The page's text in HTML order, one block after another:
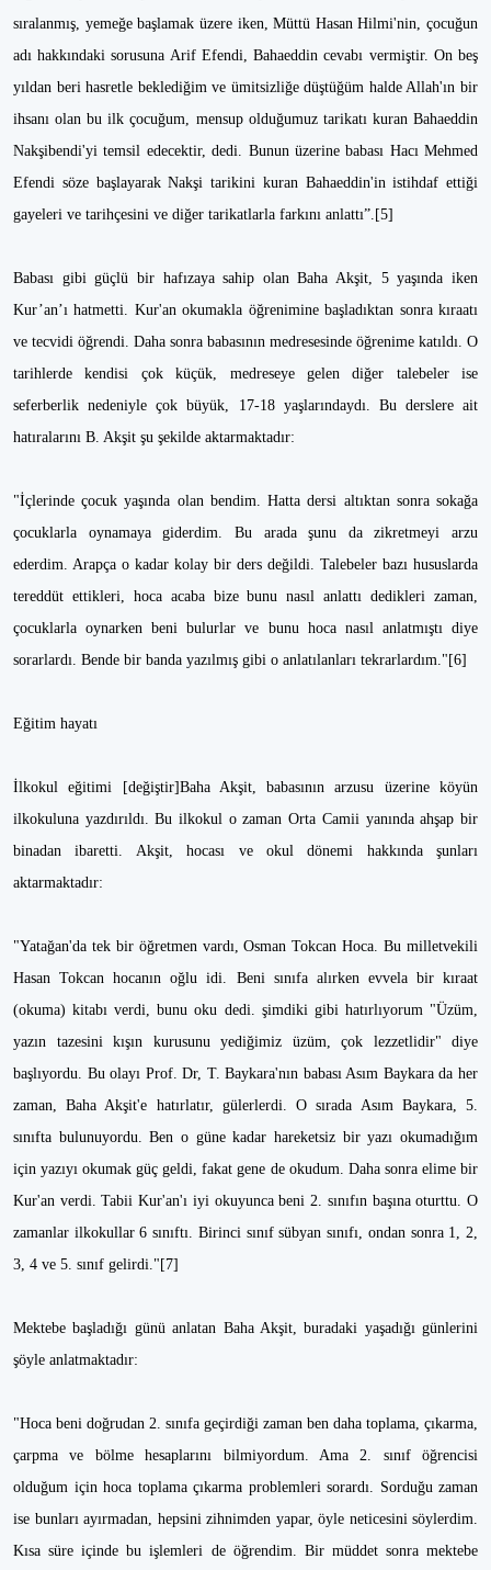
sıralanmış, yemeğe başlamak üzere iken, Müttü Hasan Hilmi'nin, çocuğun
adı hakkındaki sorusuna Arif Efendi, Bahaeddin cevabı vermiştir. On beş
yıldan beri hasretle beklediğim ve ümitsizliğe düştüğüm halde Allah'ın bir
ihsanı olan bu ilk çocuğum, mensup olduğumuz tarikatı kuran Bahaeddin
Nakşibendi'yi temsil edecektir, dedi. Bunun üzerine babası Hacı Mehmed
Efendi söze başlayarak Nakşi tarikini kuran Bahaeddin'in istihdaf ettiği
gayeleri ve tarihçesini ve diğer tarikatlarla farkını anlattı”.[5]
Babası gibi güçlü bir hafızaya sahip olan Baha Akşit, 5 yaşında iken
Kur’an’ı hatmetti. Kur'an okumakla öğrenimine başladıktan sonra kıraatı
ve tecvidi öğrendi. Daha sonra babasının medresesinde öğrenime katıldı. O
tarihlerde kendisi çok küçük, medreseye gelen diğer talebeler ise
seferberlik nedeniyle çok büyük, 17-18 yaşlarındaydı. Bu derslere ait
hatıralarını B. Akşit şu şekilde aktarmaktadır:
"İçlerinde çocuk yaşında olan bendim. Hatta dersi altıktan sonra sokağa
çocuklarla oynamaya giderdim. Bu arada şunu da zikretmeyi arzu
ederdim. Arapça o kadar kolay bir ders değildi. Talebeler bazı hususlarda
tereddüt ettikleri, hoca acaba bize bunu nasıl anlattı dedikleri zaman,
çocuklarla oynarken beni bulurlar ve bunu hoca nasıl anlatmıştı diye
sorarlardı. Bende bir banda yazılmış gibi o anlatılanları tekrarlardım."[6]
Eğitim hayatı
İlkokul eğitimi [değiştir]Baha Akşit, babasının arzusu üzerine köyün
ilkokuluna yazdırıldı. Bu ilkokul o zaman Orta Camii yanında ahşap bir
binadan ibaretti. Akşit, hocası ve okul dönemi hakkında şunları
aktarmaktadır:
"Yatağan'da tek bir öğretmen vardı, Osman Tokcan Hoca. Bu milletvekili
Hasan Tokcan hocanın oğlu idi. Beni sınıfa alırken evvela bir kıraat
(okuma) kitabı verdi, bunu oku dedi. şimdiki gibi hatırlıyorum "Üzüm,
yazın tazesini kışın kurusunu yediğimiz üzüm, çok lezzetlidir" diye
başlıyordu. Bu olayı Prof. Dr, T. Baykara'nın babası Asım Baykara da her
zaman, Baha Akşit'e hatırlatır, gülerlerdi. O sırada Asım Baykara, 5.
sınıfta bulunuyordu. Ben o güne kadar hareketsiz bir yazı okumadığım
için yazıyı okumak güç geldi, fakat gene de okudum. Daha sonra elime bir
Kur'an verdi. Tabii Kur'an'ı iyi okuyunca beni 2. sınıfın başına oturttu. O
zamanlar ilkokullar 6 sınıftı. Birinci sınıf sübyan sınıfı, ondan sonra 1, 2,
3, 4 ve 5. sınıf gelirdi."[7]
Mektebe başladığı günü anlatan Baha Akşit, buradaki yaşadığı günlerini
şöyle anlatmaktadır:
"Hoca beni doğrudan 2. sınıfa geçirdiği zaman ben daha toplama, çıkarma,
çarpma ve bölme hesaplarını bilmiyordum. Ama 2. sınıf öğrencisi
olduğum için hoca toplama çıkarma problemleri sorardı. Sorduğu zaman
ise bunları ayırmadan, hepsini zihnimden yapar, öyle neticesini söylerdim.
Kısa süre içinde bu işlemleri de öğrendim. Bir müddet sonra mektebe